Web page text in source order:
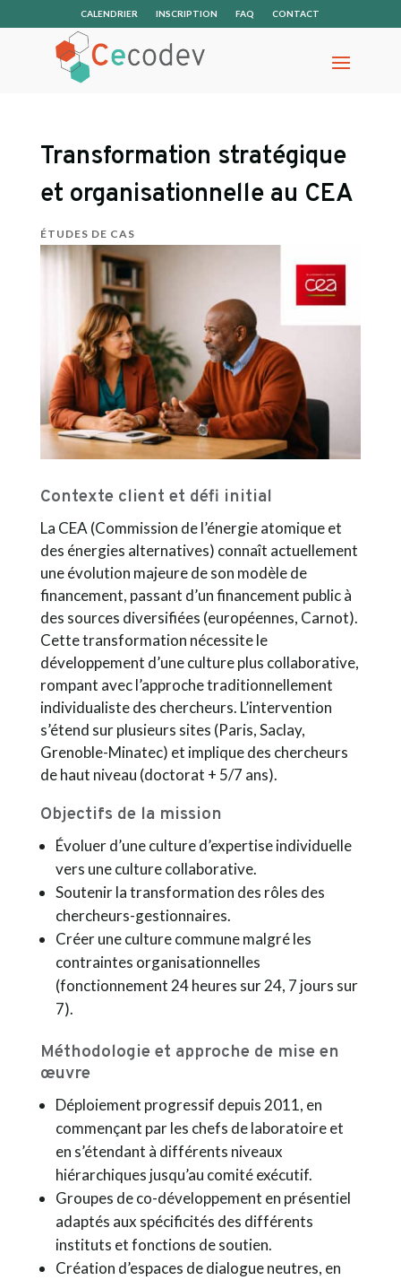
CALENDRIER INSCRIPTION FAQ CONTACT
Transformation stratégique
et organisationnelle au CEA
ÉTUDES DE CAS
Contexte client et défi initial
La CEA (Commission de l’énergie atomique et
des énergies alternatives) connaît actuellement
une évolution majeure de son modèle de
financement, passant d’un financement public à
des sources diversifiées (européennes, Carnot).
Cette transformation nécessite le
développement d’une culture plus collaborative,
rompant avec l’approche traditionnellement
individualiste des chercheurs. L’intervention
s’étend sur plusieurs sites (Paris, Saclay,
Grenoble-Minatec) et implique des chercheurs
de haut niveau (doctorat + 5/7 ans).
Objectifs de la mission
Évoluer d’une culture d’expertise individuelle
vers une culture collaborative.
Soutenir la transformation des rôles des
chercheurs-gestionnaires.
Créer une culture commune malgré les
contraintes organisationnelles
(fonctionnement 24 heures sur 24, 7 jours sur
7).
Méthodologie et approche de mise en
œuvre
Déploiement progressif depuis 2011, en
commençant par les chefs de laboratoire et
en s’étendant à différents niveaux
hiérarchiques jusqu’au comité exécutif.
Groupes de co-développement en présentiel
adaptés aux spécificités des différents
instituts et fonctions de soutien.
Création d’espaces de dialogue neutres, en